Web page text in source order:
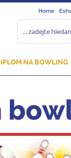
Home
NA BOWLING